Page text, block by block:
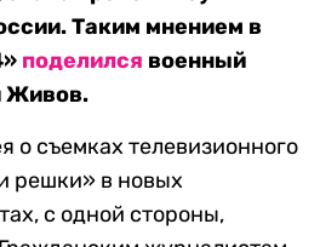
Таким мнением в
поделился военный
Живов.
о съемках телевизионного
решки» в новых
с одной стороны,